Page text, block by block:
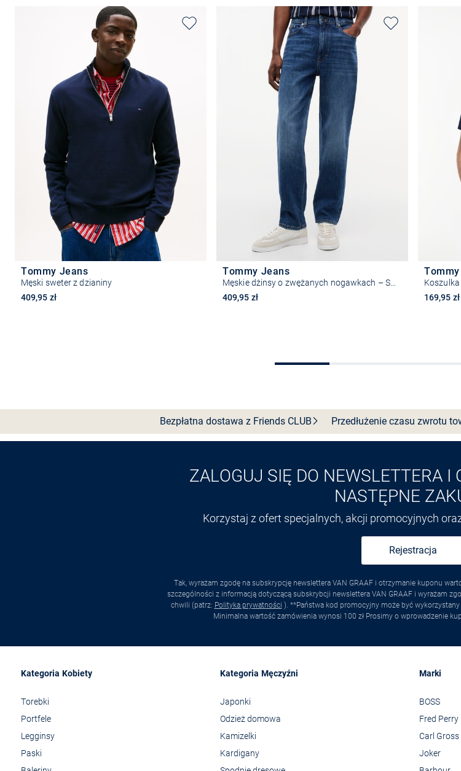
Tommy Jeans
Męski sweter z dzianiny
409,95 zł
Tommy Jeans
Męskie dżinsy o zwężanych nogawkach – Sonny
409,95 zł
Wybierz rozmiar
169,95 zł
Bezpłatna dostawa z FriendsCLUB Przedłużenie czasu zwrotu
ZALOGUJ SIĘ DO NEWSLETTERA I
NASTĘPNE
Korzystaj z ofert specjalnych, akcji promocyjnych
Rejestracja
Tak, wyrażam zgodę na subskrypcję newslettera VAN GRAAF i otrzymanie kuponu
szczególności z informacją dotyczącą subskrybcji newslettera VAN GRAAF i wyrażam
chwili (patrz: Polityka prywatności ). **Państwa kod promocyjny może być
Minimalna wartość zamówienia wynosi 100 zł Prosimy o wprowadzenie
Kategoria Kobiety
Torebki
Portfele
Legginsy
Paski
Kategoria Męczyźni
Japonki
Odzież domowa
Kamizelki
Kardigany
Marki
BOSS
Fred Perry
Carl Gross
Joker